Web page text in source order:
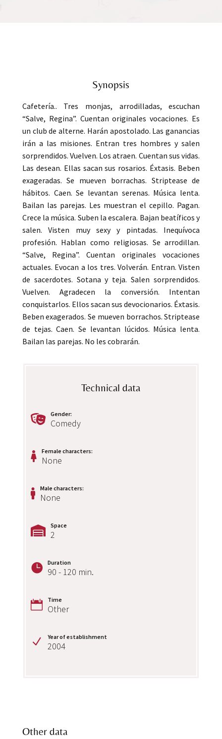
Synopsis
Cafetería.. Tres monjas, arrodilladas, escuchan
“Salve, Regina”. Cuentan originales vocaciones. Es
un club de alterne. Harán apostolado. Las ganancias
irán a las misiones. Entran tres hombres y salen
sorprendidos. Vuelven. Los atraen. Cuentan sus vidas.
Las desean. Ellas sacan sus rosarios. Éxtasis. Beben
exageradas. Se mueven borrachas. Striptease de
hábitos. Caen. Se levantan serenas. Música lenta.
Bailan las parejas. Les muestran el cepillo. Pagan.
Crece la música. Suben la escalera. Bajan beatíficos y
salen. Visten muy sexy y pintadas. Inequívoca
profesión. Hablan como religiosas. Se arrodillan.
“Salve, Regina”. Cuentan originales vocaciones
actuales. Evocan a los tres. Volverán. Entran. Visten
de sacerdotes. Sotana y teja. Salen sorprendidos.
Vuelven. Agradecen la conversión. Intentan
conquistarlos. Ellos sacan sus devocionarios. Éxtasis.
Beben exagerados. Se mueven borrachos. Striptease
de tejas. Caen. Se levantan lúcidos. Música lenta.
Bailan las parejas. No les cobrarán.
Technical data
Gender:
Comedy
Female characters:
None
Male characters:
None
Space
2
Duration
90 - 120 min.
Time
Other
Year of establishment
2004
Other data